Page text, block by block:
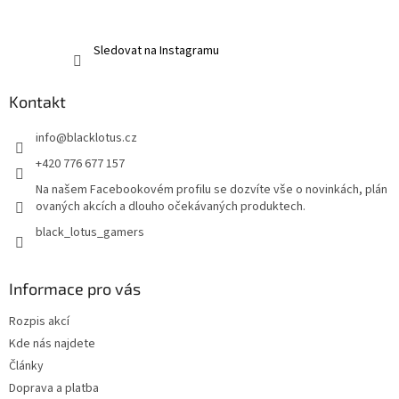
Sledovat na Instagramu
Kontakt
info@blacklotus.cz
+420 776 677 157
Na našem Facebookovém profilu se dozvíte vše o novinkách, plán
ovaných akcích a dlouho očekávaných produktech.
black_lotus_gamers
Informace pro vás
Rozpis akcí
Kde nás najdete
Články
Doprava a platba